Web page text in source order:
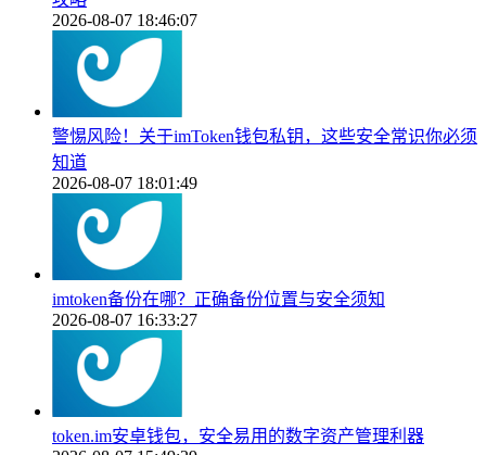
2026-08-07 18:46:07
警惕风险！关于imToken钱包私钥，这些安全常识你必须
知道
2026-08-07 18:01:49
imtoken备份在哪？正确备份位置与安全须知
2026-08-07 16:33:27
token.im安卓钱包，安全易用的数字资产管理利器